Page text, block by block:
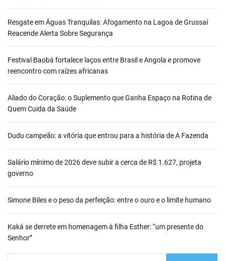
Resgate em Águas Tranquilas: Afogamento na Lagoa de Grussaí
Reacende Alerta Sobre Segurança
Festival Baobá fortalece laços entre Brasil e Angola e promove
reencontro com raízes africanas
Aliado do Coração: o Suplemento que Ganha Espaço na Rotina de
Quem Cuida da Saúde
Dudu campeão: a vitória que entrou para a história de A Fazenda
Salário mínimo de 2026 deve subir a cerca de R$ 1.627, projeta
governo
Simone Biles e o peso da perfeição: entre o ouro e o limite humano
Kaká se derrete em homenagem à filha Esther: “um presente do
Senhor”